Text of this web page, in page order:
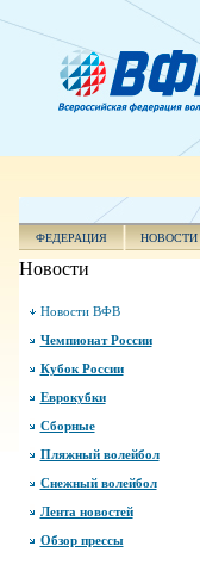
ФЕДЕРАЦИЯ НОВОСТИ
Новости
Новости ВФВ
Чемпионат России
Кубок России
Еврокубки
Сборные
Пляжный волейбол
Снежный волейбол
Лента новостей
Обзор прессы